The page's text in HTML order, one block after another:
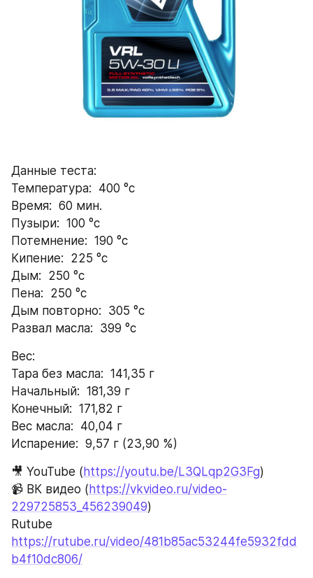
Данные теста:
Температура:  400 °с
Время:  60 мин.
Пузыри:  100 °с
Потемнение:  190 °с
Кипение:  225 °с
Дым:  250 °с
Пена:  250 °с
Дым повторно:  305 °с
Развал масла:  399 °с
Вес:
Тара без масла:  141,35 г
Начальный:  181,39 г
Конечный:  171,82 г
Вес масла:  40,04 г
Испарение:  9,57 г (23,90 %)
🎥 YouTube ( https://youtu.be/L3QLqp2G3Fg)
📹 ВК видео ( https://vkvideo.ru/video-
229725853_456239049)
https://rutube.ru/video/481b85ac53244fe5932fdd
b4f10dc806/